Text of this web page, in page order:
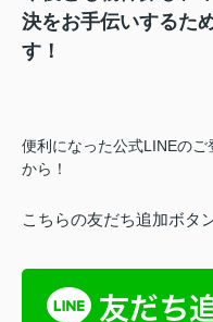
決をお手伝いするた
す！
便利になった公式LINEの
から！
こちらの友だち追加ボタ